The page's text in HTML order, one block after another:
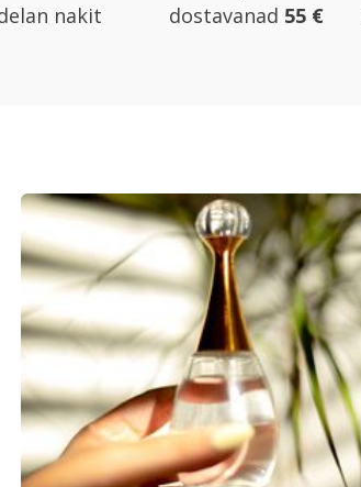
nakit
dostavanad 55 €